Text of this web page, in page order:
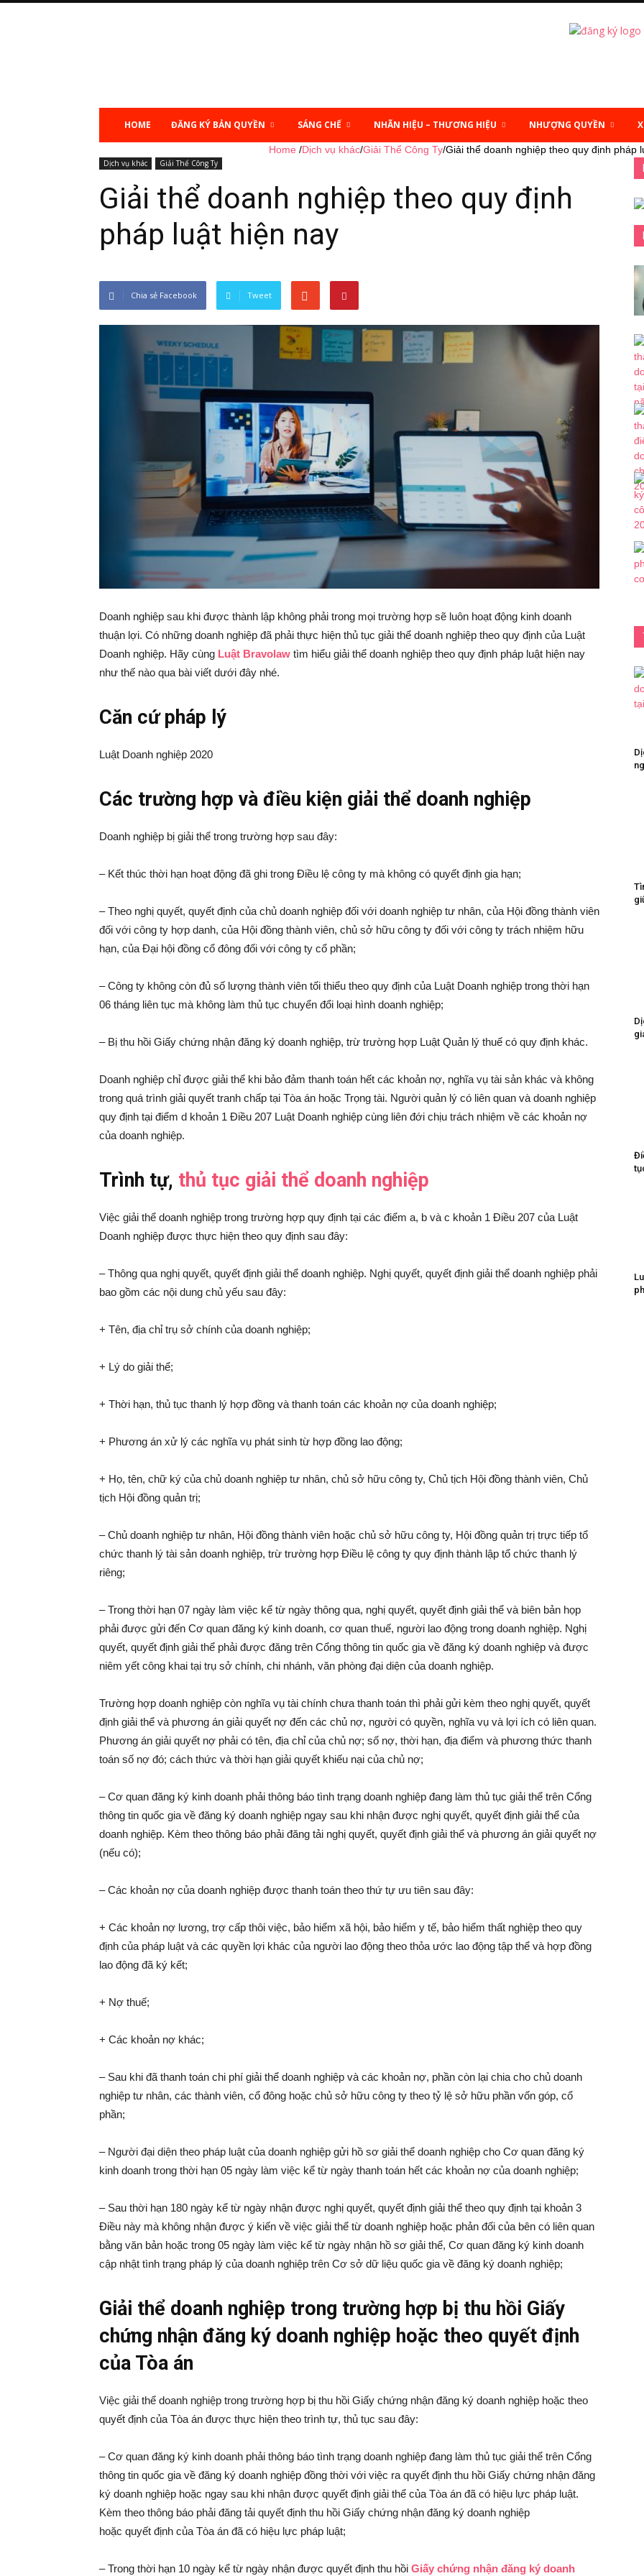
HOME ĐĂNG KÝ BẢN QUYỀN SÁNG CHẾ NHÃN HIỆU – THƯƠNG HIỆU NHƯỢNG QUYỀN
Home /Dịch vụ khác/Giải Thể Công Ty/Giải thể doanh nghiệp theo quy định pháp
Dịch vụ khác Giải Thể Công Ty
Giải thể doanh nghiệp theo quy định
pháp luật hiện nay
Chia sẻ Facebook Tweet
Doanh nghiệp sau khi được thành lập không phải trong mọi trường hợp sẽ luôn hoạt động kinh doanh
thuận lợi. Có những doanh nghiệp đã phải thực hiện thủ tục giải thể doanh nghiệp theo quy định của Luật
Doanh nghiệp. Hãy cùng Luật Bravolaw tìm hiểu giải thể doanh nghiệp theo quy định pháp luật hiện nay
như thế nào qua bài viết dưới đây nhé.
Căn cứ pháp lý
Luật Doanh nghiệp 2020
Các trường hợp và điều kiện giải thể doanh nghiệp
Doanh nghiệp bị giải thể trong trường hợp sau đây:
– Kết thúc thời hạn hoạt động đã ghi trong Điều lệ công ty mà không có quyết định gia hạn;
– Theo nghị quyết, quyết định của chủ doanh nghiệp đối với doanh nghiệp tư nhân, của Hội đồng thành viên
đối với công ty hợp danh, của Hội đồng thành viên, chủ sở hữu công ty đối với công ty trách nhiệm hữu
hạn, của Đại hội đồng cổ đông đối với công ty cổ phần;
– Công ty không còn đủ số lượng thành viên tối thiểu theo quy định của Luật Doanh nghiệp trong thời hạn
06 tháng liên tục mà không làm thủ tục chuyển đổi loại hình doanh nghiệp;
– Bị thu hồi Giấy chứng nhận đăng ký doanh nghiệp, trừ trường hợp Luật Quản lý thuế có quy định khác.
Doanh nghiệp chỉ được giải thể khi bảo đảm thanh toán hết các khoản nợ, nghĩa vụ tài sản khác và không
trong quá trình giải quyết tranh chấp tại Tòa án hoặc Trọng tài. Người quản lý có liên quan và doanh nghiệp
quy định tại điểm d khoản 1 Điều 207 Luật Doanh nghiệp cùng liên đới chịu trách nhiệm về các khoản nợ
của doanh nghiệp.
Trình tự, thủ tục giải thể doanh nghiệp
Việc giải thể doanh nghiệp trong trường hợp quy định tại các điểm a, b và c khoản 1 Điều 207 của Luật
Doanh nghiệp được thực hiện theo quy định sau đây:
– Thông qua nghị quyết, quyết định giải thể doanh nghiệp. Nghị quyết, quyết định giải thể doanh nghiệp phải
bao gồm các nội dung chủ yếu sau đây:
+ Tên, địa chỉ trụ sở chính của doanh nghiệp;
+ Lý do giải thể;
+ Thời hạn, thủ tục thanh lý hợp đồng và thanh toán các khoản nợ của doanh nghiệp;
+ Phương án xử lý các nghĩa vụ phát sinh từ hợp đồng lao động;
+ Họ, tên, chữ ký của chủ doanh nghiệp tư nhân, chủ sở hữu công ty, Chủ tịch Hội đồng thành viên, Chủ
tịch Hội đồng quản trị;
– Chủ doanh nghiệp tư nhân, Hội đồng thành viên hoặc chủ sở hữu công ty, Hội đồng quản trị trực tiếp tổ
chức thanh lý tài sản doanh nghiệp, trừ trường hợp Điều lệ công ty quy định thành lập tổ chức thanh lý
riêng;
– Trong thời hạn 07 ngày làm việc kể từ ngày thông qua, nghị quyết, quyết định giải thể và biên bản họp
phải được gửi đến Cơ quan đăng ký kinh doanh, cơ quan thuế, người lao động trong doanh nghiệp. Nghị
quyết, quyết định giải thể phải được đăng trên Cổng thông tin quốc gia về đăng ký doanh nghiệp và được
niêm yết công khai tại trụ sở chính, chi nhánh, văn phòng đại diện của doanh nghiệp.
Trường hợp doanh nghiệp còn nghĩa vụ tài chính chưa thanh toán thì phải gửi kèm theo nghị quyết, quyết
định giải thể và phương án giải quyết nợ đến các chủ nợ, người có quyền, nghĩa vụ và lợi ích có liên quan.
Phương án giải quyết nợ phải có tên, địa chỉ của chủ nợ; số nợ, thời hạn, địa điểm và phương thức thanh
toán số nợ đó; cách thức và thời hạn giải quyết khiếu nại của chủ nợ;
– Cơ quan đăng ký kinh doanh phải thông báo tình trạng doanh nghiệp đang làm thủ tục giải thể trên Cổng
thông tin quốc gia về đăng ký doanh nghiệp ngay sau khi nhận được nghị quyết, quyết định giải thể của
doanh nghiệp. Kèm theo thông báo phải đăng tải nghị quyết, quyết định giải thể và phương án giải quyết nợ
(nếu có);
– Các khoản nợ của doanh nghiệp được thanh toán theo thứ tự ưu tiên sau đây:
+ Các khoản nợ lương, trợ cấp thôi việc, bảo hiểm xã hội, bảo hiểm y tế, bảo hiểm thất nghiệp theo quy
định của pháp luật và các quyền lợi khác của người lao động theo thỏa ước lao động tập thể và hợp đồng
lao động đã ký kết;
+ Nợ thuế;
+ Các khoản nợ khác;
– Sau khi đã thanh toán chi phí giải thể doanh nghiệp và các khoản nợ, phần còn lại chia cho chủ doanh
nghiệp tư nhân, các thành viên, cổ đông hoặc chủ sở hữu công ty theo tỷ lệ sở hữu phần vốn góp, cổ
phần;
– Người đại diện theo pháp luật của doanh nghiệp gửi hồ sơ giải thể doanh nghiệp cho Cơ quan đăng ký
kinh doanh trong thời hạn 05 ngày làm việc kể từ ngày thanh toán hết các khoản nợ của doanh nghiệp;
– Sau thời hạn 180 ngày kể từ ngày nhận được nghị quyết, quyết định giải thể theo quy định tại khoản 3
Điều này mà không nhận được ý kiến về việc giải thể từ doanh nghiệp hoặc phản đối của bên có liên quan
bằng văn bản hoặc trong 05 ngày làm việc kể từ ngày nhận hồ sơ giải thể, Cơ quan đăng ký kinh doanh
cập nhật tình trạng pháp lý của doanh nghiệp trên Cơ sở dữ liệu quốc gia về đăng ký doanh nghiệp;
Giải thể doanh nghiệp trong trường hợp bị thu hồi Giấy
chứng nhận đăng ký doanh nghiệp hoặc theo quyết định
của Tòa án
Việc giải thể doanh nghiệp trong trường hợp bị thu hồi Giấy chứng nhận đăng ký doanh nghiệp hoặc theo
quyết định của Tòa án được thực hiện theo trình tự, thủ tục sau đây:
– Cơ quan đăng ký kinh doanh phải thông báo tình trạng doanh nghiệp đang làm thủ tục giải thể trên Cổng
thông tin quốc gia về đăng ký doanh nghiệp đồng thời với việc ra quyết định thu hồi Giấy chứng nhận đăng
ký doanh nghiệp hoặc ngay sau khi nhận được quyết định giải thể của Tòa án đã có hiệu lực pháp luật.
Kèm theo thông báo phải đăng tải quyết định thu hồi Giấy chứng nhận đăng ký doanh nghiệp
hoặc quyết định của Tòa án đã có hiệu lực pháp luật;
– Trong thời hạn 10 ngày kể từ ngày nhận được quyết định thu hồi Giấy chứng nhận đăng ký doanh